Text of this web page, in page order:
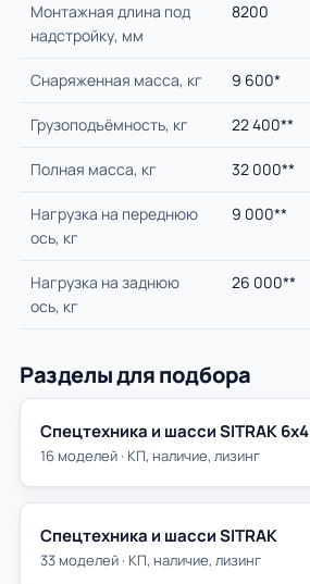
Монтажная длина под
надстройку, мм
8200
Снаряженная масса, кг 9 600*
Грузоподъёмность, кг 22 400**
Полная масса, кг 32 000**
Нагрузка на переднюю
ось, кг
9 000**
Нагрузка на заднюю
ось, кг
26 000**
Разделы для подбора
Спецтехника и шасси SITRAK 6х4
16 моделей · КП, наличие, лизинг
Спецтехника и шасси SITRAK
33 моделей · КП, наличие, лизинг